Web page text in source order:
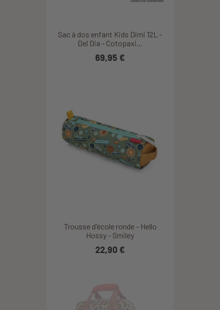
Sac à dos enfant Kids Dimi 12L -
Del Dia - Cotopaxi...
69,95 €
Trousse d'école ronde - Hello
Hossy - Smiley
22,90 €